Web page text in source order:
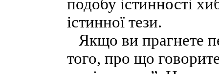
подобу істинності
істинної тези.
Якщо ви прагнете
того, про що